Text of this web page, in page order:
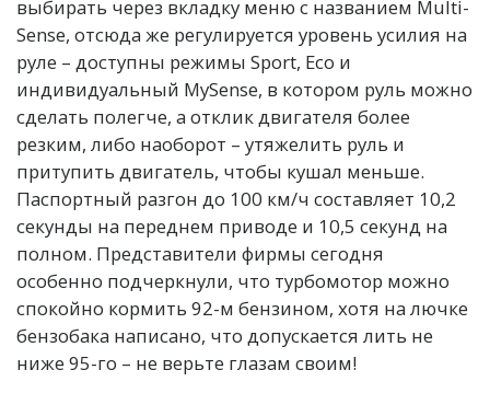
выбирать через вкладку меню с названием Multi-
Sense, отсюда же регулируется уровень усилия на
руле – доступны режимы Sport, Eco и
индивидуальный MySense, в котором руль можно
сделать полегче, а отклик двигателя более
резким, либо наоборот – утяжелить руль и
притупить двигатель, чтобы кушал меньше.
Паспортный разгон до 100 км/ч составляет 10,2
секунды на переднем приводе и 10,5 секунд на
полном. Представители фирмы сегодня
особенно подчеркнули, что турбомотор можно
спокойно кормить 92-м бензином, хотя на лючке
бензобака написано, что допускается лить не
ниже 95-го – не верьте глазам своим!